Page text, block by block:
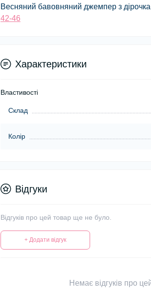
Весняний бавовняний джемпер з
42-46
Характеристики
Властивості
Склад
Колір
Відгуки
Відгуків про цей товар ще не було.
+ Додати відгук
Немає відгуків про